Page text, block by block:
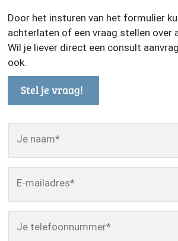
Door het insturen van het formulier
achterlaten of een vraag stellen over
Wil je liever direct een consult
ook.
Stel je vraag!
Je naam*
E-mailadres*
Je telefoonnummer*